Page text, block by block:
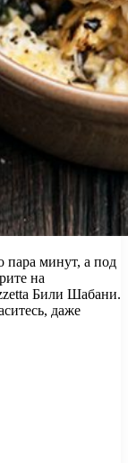
пара минут, а под
на
Били Шабани.
даже